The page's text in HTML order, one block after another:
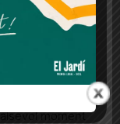
Rebutjar tot
Jardí, dona el
moment